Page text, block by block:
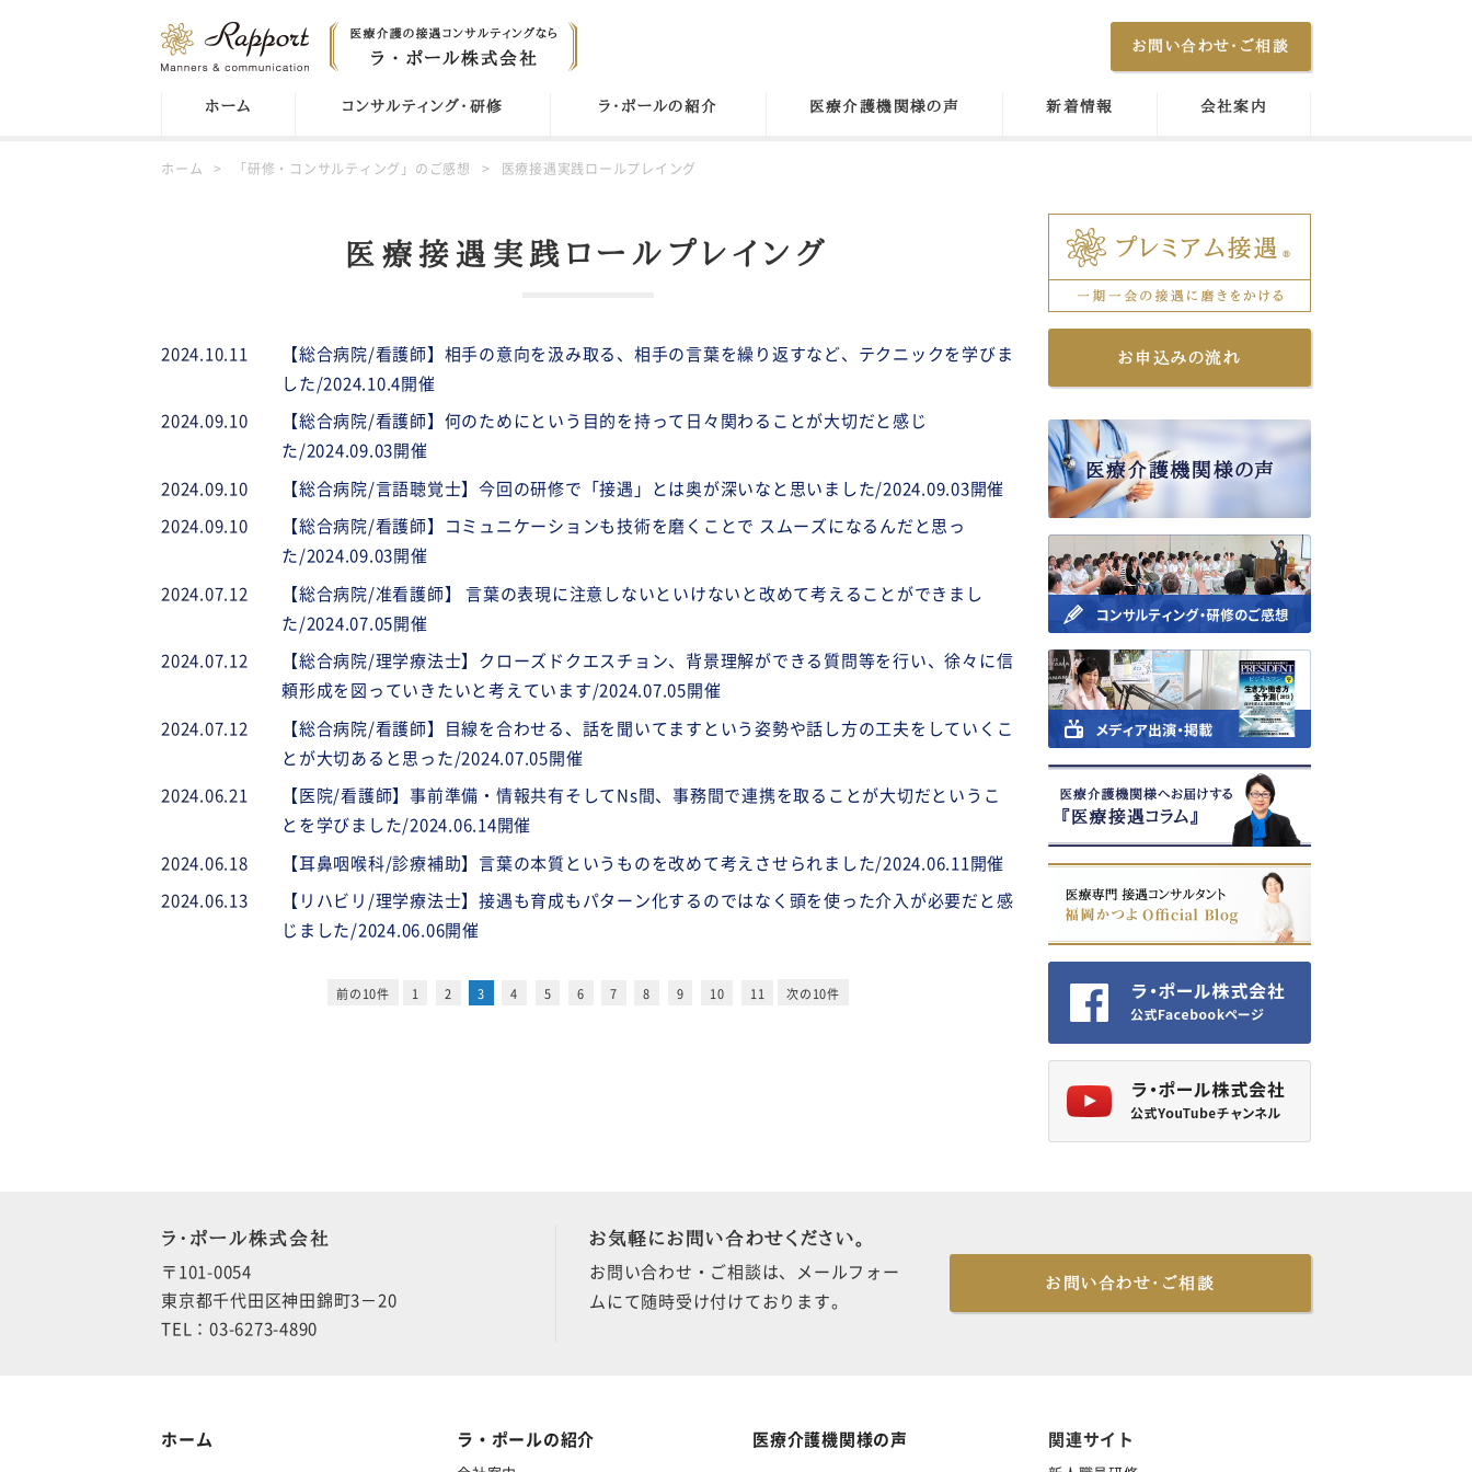
お問い合わせ・ご相談
ホーム コンサルティング・研修 ラ・ポールの紹介 医療介護機関様の声 新着情報 会社案内
ホーム 「研修・コンサルティング」のご感想 医療接遇実践ロールプレイング
医療接遇実践ロールプレイング
2024.10.11
【総合病院/看護師】相手の意向を汲み取る、相手の言葉を繰り返すなど、テクニックを学びま
した/2024.10.4開催
2024.09.10
【総合病院/看護師】何のためにという目的を持って日々関わることが大切だと感じ
た/2024.09.03開催
2024.09.10
【総合病院/言語聴覚士】今回の研修で「接遇」とは奥が深いなと思いました/2024.09.03開催
2024.09.10
【総合病院/看護師】コミュニケーションも技術を磨くことで スムーズになるんだと思っ
た/2024.09.03開催
2024.07.12
【総合病院/准看護師】 言葉の表現に注意しないといけないと改めて考えることができまし
た/2024.07.05開催
2024.07.12
【総合病院/理学療法士】クローズドクエスチョン、背景理解ができる質問等を行い、徐々に信
頼形成を図っていきたいと考えています/2024.07.05開催
2024.07.12
【総合病院/看護師】目線を合わせる、話を聞いてますという姿勢や話し方の工夫をしていくこ
とが大切あると思った/2024.07.05開催
2024.06.21
【医院/看護師】事前準備・情報共有そしてNs間、事務間で連携を取ることが大切だというこ
とを学びました/2024.06.14開催
2024.06.18
【耳鼻咽喉科/診療補助】言葉の本質というものを改めて考えさせられました/2024.06.11開催
2024.06.13
【リハビリ/理学療法士】接遇も育成もパターン化するのではなく頭を使った介入が必要だと感
じました/2024.06.06開催
前の10件 1 2 3 4 5 6 7 8 9 10 11 次の10件
お申込みの流れ
ラ・ポール株式会社
〒101-0054
東京都千代田区神田錦町3－20
TEL：03-6273-4890
お気軽にお問い合わせください。
お問い合わせ・ご相談は、メールフォー
ムにて随時受け付けております。
お問い合わせ・ご相談
ホーム ラ・ポールの紹介 医療介護機関様の声 関連サイト